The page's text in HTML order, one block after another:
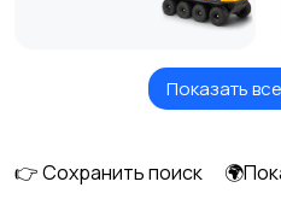
Квадроциклы и багги
Показать
👉 Сохранить поиск